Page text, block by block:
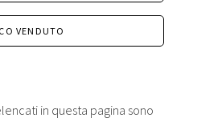
VENDUTO
in questa pagina sono